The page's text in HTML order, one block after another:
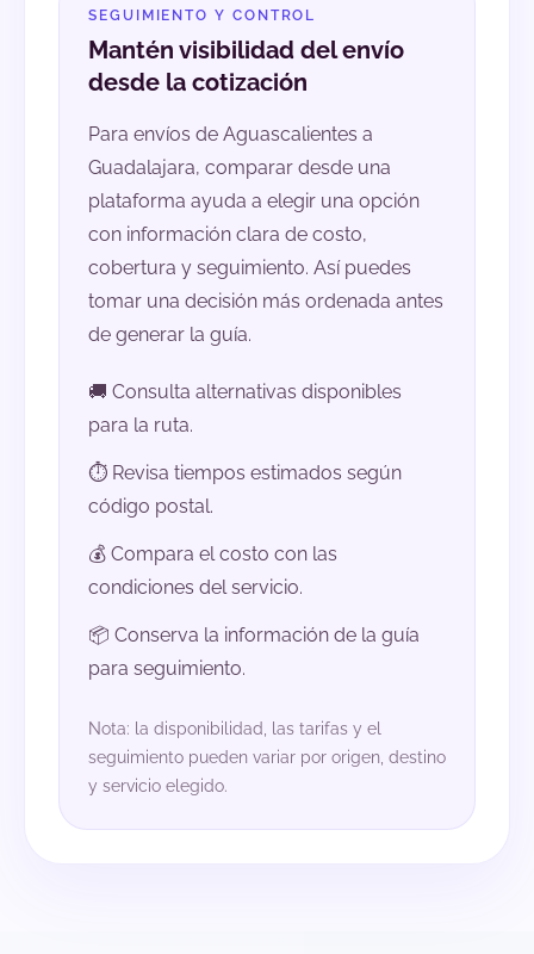
SEGUIMIENTO Y CONTROL
Mantén visibilidad del envío
desde la cotización
Para envíos de Aguascalientes a
Guadalajara, comparar desde una
plataforma ayuda a elegir una opción
con información clara de costo,
cobertura y seguimiento. Así puedes
tomar una decisión más ordenada antes
de generar la guía.
🚚 Consulta alternativas disponibles
para la ruta.
⏱️ Revisa tiempos estimados según
código postal.
💰 Compara el costo con las
condiciones del servicio.
📦 Conserva la información de la guía
para seguimiento.
Nota: la disponibilidad, las tarifas y el
seguimiento pueden variar por origen, destino
y servicio elegido.